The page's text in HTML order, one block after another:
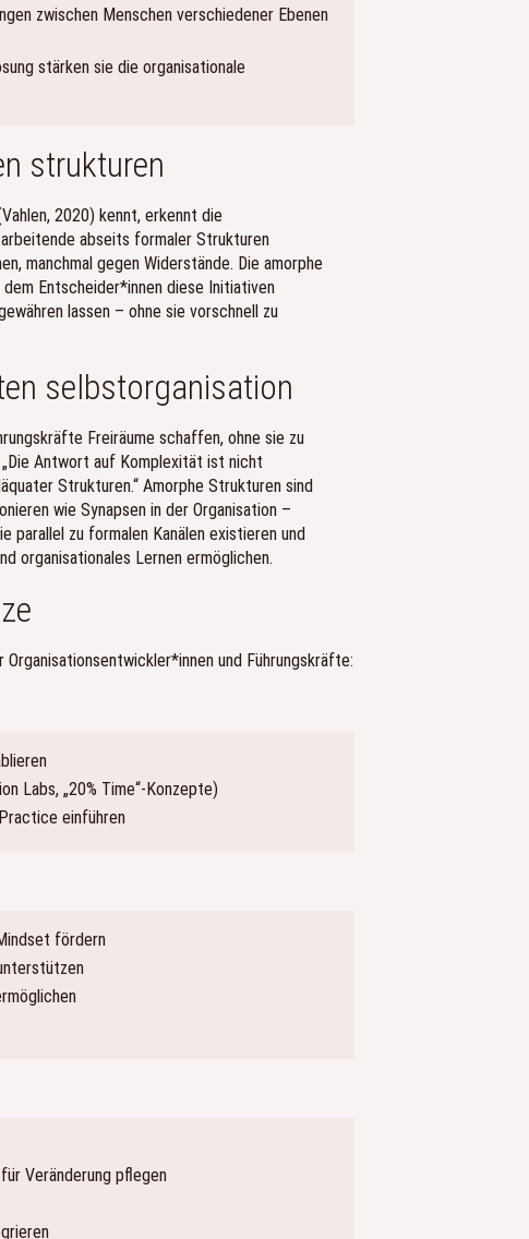
zwischen Menschen verschiedener Ebenen
stärken sie die organisationale
strukturen
2020) kennt, erkennt die
abseits formaler Strukturen
manchmal gegen Widerstände. Die amorphe
Entscheider*innen diese Initiativen
lassen – ohne sie vorschnell zu
selbstorganisation
Freiräume schaffen, ohne sie zu
Antwort auf Komplexität ist nicht
Strukturen.“ Amorphe Strukturen sind
wie Synapsen in der Organisation –
parallel zu formalen Kanälen existieren und
organisationales Lernen ermöglichen.
und Führungskräfte:
Labs, „20% Time“-Konzepte)
einführen
fördern
Veränderung pflegen